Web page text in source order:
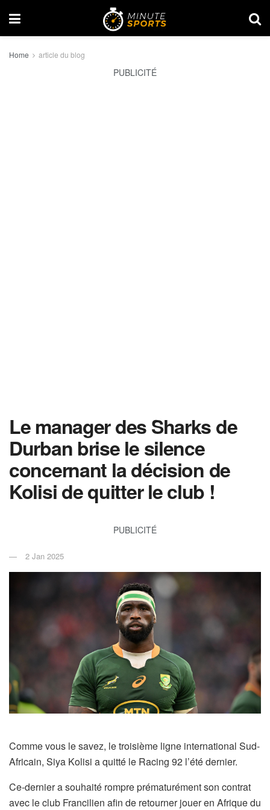
Home article du blog
PUBLICITÉ
Le manager des Sharks de
Durban brise le silence
concernant la décision de
Kolisi de quitter le club !
PUBLICITÉ
2 Jan 2025
Comme vous le savez, le troisième ligne international Sud-
Africain, Siya Kolisi a quitté le Racing 92 l’été dernier.
Ce-dernier a souhaité rompre prématurément son contrat
avec le club Francilien afin de retourner jouer en Afrique du